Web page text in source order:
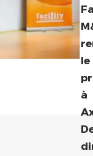
le
à